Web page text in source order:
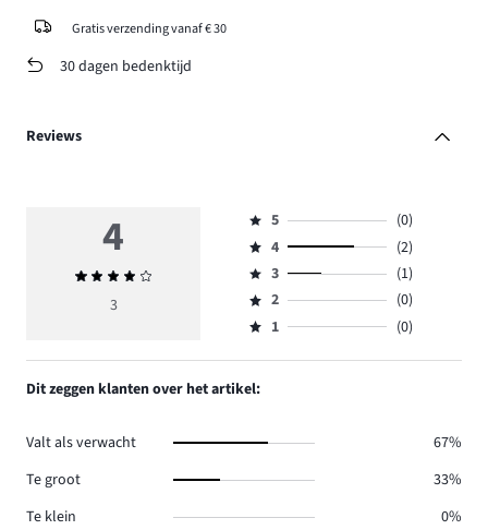
Gratis verzending vanaf € 30
30 dagen bedenktijd
Reviews
4
Gemiddelde
beoordeling
3
Beoordeling
5,
aantal
reviews
0.
5
(0)
Beoordeling
4,
aantal
reviews
4
(2)
Beoordeling
3,
aantal
3
(1)
Beoordeling
2,
0.
2
(0)
Beoordeling
1,
aantal
reviews
1 (0)
Dit zeggen klanten over het artikel:
Valt als verwacht
67%
Te groot
33%
Te klein
0%